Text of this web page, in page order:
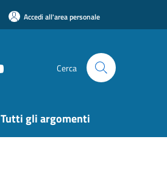
Accedi all'area personale
Cerca
Tutti gli argomenti